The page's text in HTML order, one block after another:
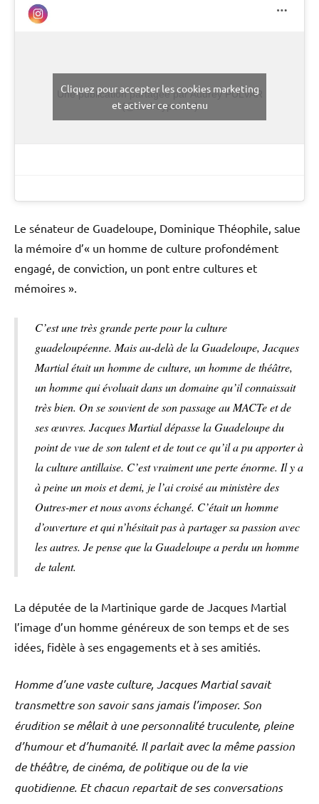
Une publication partagée par Audrey PULVAR
(@audreypulvar)
Cliquez pour accepter les cookies marketing
et activer ce contenu
Le sénateur de Guadeloupe, Dominique Théophile, salue
la mémoire d’« un homme de culture profondément
engagé, de conviction, un pont entre cultures et
mémoires ».
C’est une très grande perte pour la culture
guadeloupéenne. Mais au-delà de la Guadeloupe, Jacques
Martial était un homme de culture, un homme de théâtre,
un homme qui évoluait dans un domaine qu’il connaissait
très bien. On se souvient de son passage au MACTe et de
ses œuvres. Jacques Martial dépasse la Guadeloupe du
point de vue de son talent et de tout ce qu’il a pu apporter à
la culture antillaise. C’est vraiment une perte énorme. Il y a
à peine un mois et demi, je l’ai croisé au ministère des
Outres-mer et nous avons échangé. C’était un homme
d’ouverture et qui n’hésitait pas à partager sa passion avec
les autres. Je pense que la Guadeloupe a perdu un homme
de talent.
La députée de la Martinique garde de Jacques Martial
l’image d’un homme généreux de son temps et de ses
idées, fidèle à ses engagements et à ses amitiés.
Homme d’une vaste culture, Jacques Martial savait
transmettre son savoir sans jamais l’imposer. Son
érudition se mêlait à une personnalité truculente, pleine
d’humour et d’humanité. Il parlait avec la même passion
de théâtre, de cinéma, de politique ou de la vie
quotidienne. Et chacun repartait de ses conversations